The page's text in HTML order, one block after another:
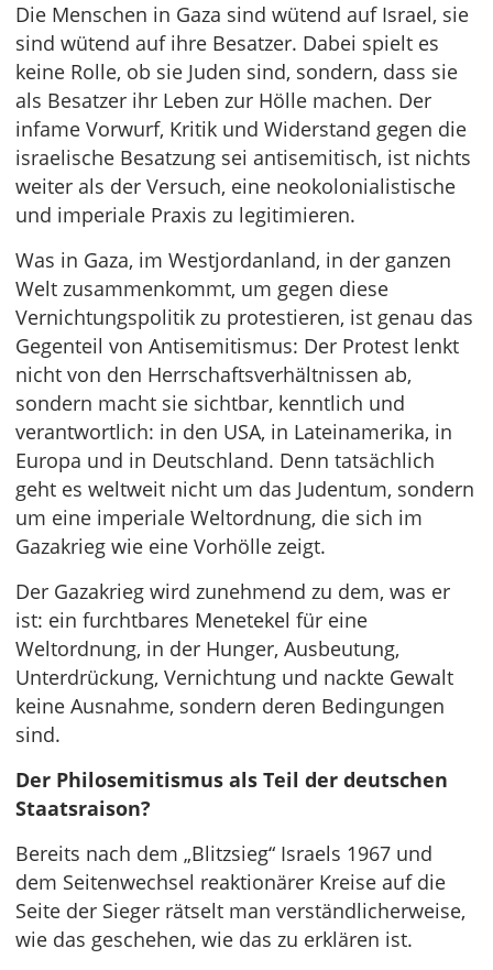
Die Menschen in Gaza sind wütend auf Israel, sie
sind wütend auf ihre Besatzer. Dabei spielt es
keine Rolle, ob sie Juden sind, sondern, dass sie
als Besatzer ihr Leben zur Hölle machen. Der
infame Vorwurf, Kritik und Widerstand gegen die
israelische Besatzung sei antisemitisch, ist nichts
weiter als der Versuch, eine neokolonialistische
und imperiale Praxis zu legitimieren.
Was in Gaza, im Westjordanland, in der ganzen
Welt zusammenkommt, um gegen diese
Vernichtungspolitik zu protestieren, ist genau das
Gegenteil von Antisemitismus: Der Protest lenkt
nicht von den Herrschaftsverhältnissen ab,
sondern macht sie sichtbar, kenntlich und
verantwortlich: in den USA, in Lateinamerika, in
Europa und in Deutschland. Denn tatsächlich
geht es weltweit nicht um das Judentum, sondern
um eine imperiale Weltordnung, die sich im
Gazakrieg wie eine Vorhölle zeigt.
Der Gazakrieg wird zunehmend zu dem, was er
ist: ein furchtbares Menetekel für eine
Weltordnung, in der Hunger, Ausbeutung,
Unterdrückung, Vernichtung und nackte Gewalt
keine Ausnahme, sondern deren Bedingungen
sind.
Der Philosemitismus als Teil der deutschen
Staatsraison?
Bereits nach dem „Blitzsieg“ Israels 1967 und
dem Seitenwechsel reaktionärer Kreise auf die
Seite der Sieger rätselt man verständlicherweise,
wie das geschehen, wie das zu erklären ist.